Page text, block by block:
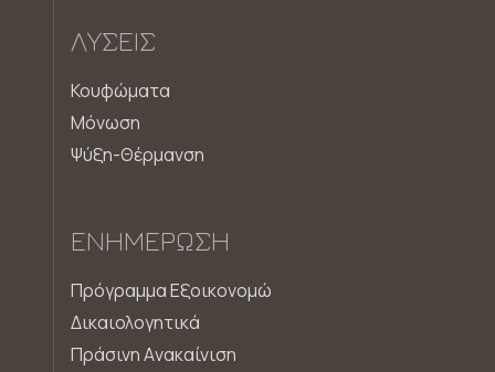
ΛΎΣΕΙΣ
Κουφώματα
Μόνωση
Ψύξη-Θέρμανση
ΕΝΗΜΈΡΩΣΗ
Πρόγραμμα Εξοικονομώ
Δικαιολογητικά
Πράσινη Aνακαίνιση